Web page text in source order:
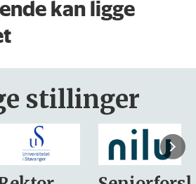
kan ligge
stillinger